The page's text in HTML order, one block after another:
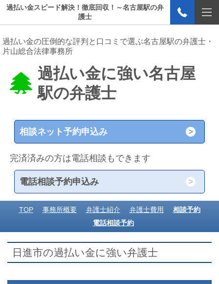
過払い金スピード解決！徹底回収！～名古屋駅の弁
護士
過払い金の圧倒的な評判と口コミで選ぶ名古屋駅の弁護士・
片山総合法律事務所
過払い金に強い名古屋
駅の弁護士
相談ネット予約申込み
完済済みの方は電話相談もできます
電話相談予約申込み
TOP 事務所概要 弁護士紹介 弁護士費用
相談予約
電話相談予約
日進市の過払い金に強い弁護士